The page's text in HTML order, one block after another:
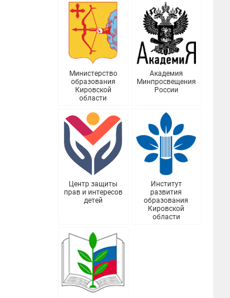
Министерство
образования
Кировской
области
Академия
Минпросвещения
России
Центр защиты
прав и интересов
детей
Институт
развития
образования
Кировской
области